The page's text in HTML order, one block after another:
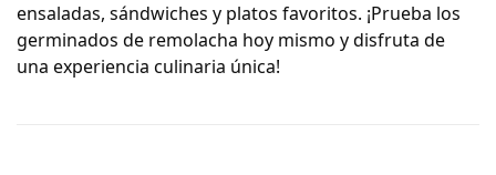
ensaladas, sándwiches y platos favoritos. ¡Prueba los
germinados de remolacha hoy mismo y disfruta de
una experiencia culinaria única!